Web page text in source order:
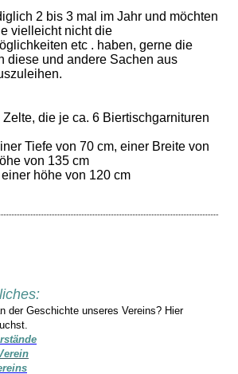
2 bis 3 mal im Jahr und möchten
vielleicht nicht die
etc . haben, gerne die
diese und andere Sachen aus
die je ca. 6 Biertischgarnituren
Tiefe von 70 cm, einer Breite von
von 135 cm
höhe von 120 cm
der Geschichte unseres Vereins? Hier